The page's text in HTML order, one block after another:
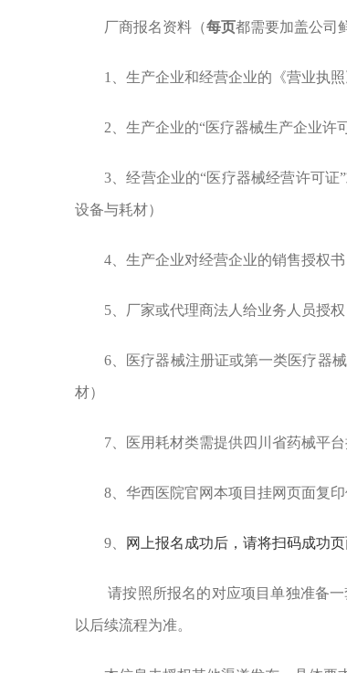
厂商报名资料（每页都需要加盖公司
1 、生产企业和经营企业的 《营业执
2、生产企业的“医疗器械生产企业许
3、经营企业的“医疗器械经营许可证
设备与耗材）
4、生产企业对经营企业的销售授权书
5、厂家或代理商法人给业务人员授权
6、医疗器械注册证或第一类医疗器
材）
7、医用耗材类需提供四川省药械平台
8、华西医院官网本项目挂网页面复
9、 网上报名成功后，请将扫码成功
请按照所报名的对应项目单独准备
以后续流程为准。